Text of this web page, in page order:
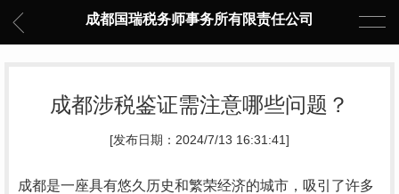
成都国瑞税务师事务所有限责任公司
成都涉税鉴证需注意哪些问题？
[发布日期：2024/7/13 16:31:41]
成都是一座具有悠久历史和繁荣经济的城市，吸引了许多